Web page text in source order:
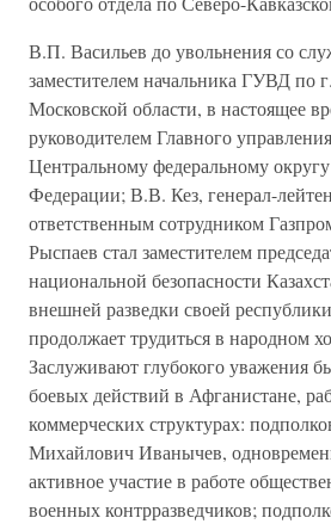
В.П. Васильев до увольнения со
заместителем начальника ГУВД по
Московской области, в настоящее
руководителем Главного
Центральному федеральному
Федерации; В.В. Кез, генерал-
ответственным сотрудником
Рыспаев стал заместителем
национальной безопасности
внешней разведки своей
продолжает трудиться в народном
Заслуживают глубокого уважения
боевых действий в Афганистане,
коммерческих структурах:
Михайлович Иванычев,
активное участие в работе
военных контрразведчиков;